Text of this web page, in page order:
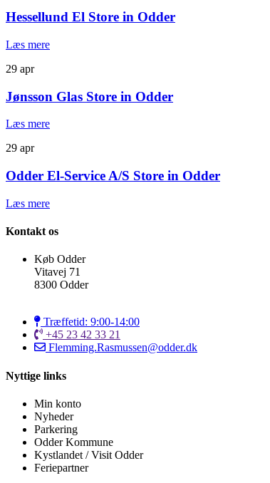
Hessellund El Store in Odder
Læs mere
29 apr
Jønsson Glas Store in Odder
Læs mere
29 apr
Odder El-Service A/S Store in Odder
Læs mere
Kontakt os
Køb Odder
Vitavej 71
8300 Odder
Træffetid: 9:00-14:00
+45 23 42 33 21
Flemming.Rasmussen@odder.dk
Nyttige links
Min konto
Nyheder
Parkering
Odder Kommune
Kystlandet / Visit Odder
Feriepartner